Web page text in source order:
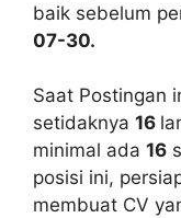
baik sebelum
07-30.
Saat Postingan
setidaknya 16
minimal ada 16
posisi ini,
membuat CV